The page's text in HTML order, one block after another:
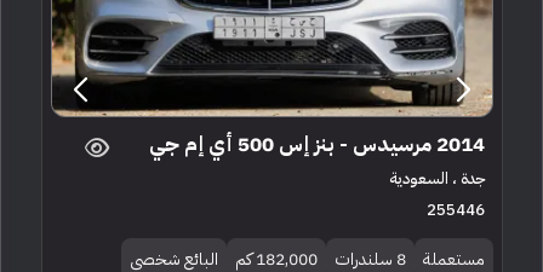
2014 مرسيدس - بنز إس 500 أي إم جي
جدة ، السعودية
255446
مستعملة 8 سلندرات 182,000 كم البائع شخصي